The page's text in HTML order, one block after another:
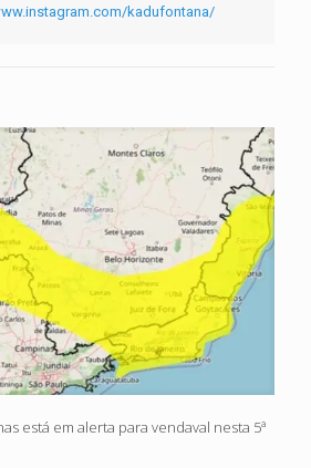
kadufontana/
está em alerta para vendaval nesta 5ª